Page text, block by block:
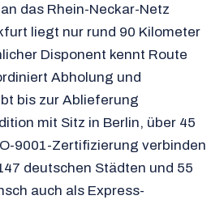
das Rhein-Neckar-Netz
liegt nur rund 90 Kilometer
Disponent kennt Route
Abholung und
bis zur Ablieferung
mit Sitz in Berlin, über 45
9001-Zertifizierung verbinden
deutschen Städten und 55
auch als Express-